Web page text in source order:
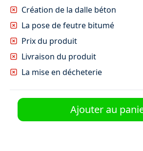
Installation store banne
de largeur
469 €
Création de la dalle béton
La pose de feutre bitumé
Prix du produit
Livraison du produit
La mise en décheterie
Ajouter au